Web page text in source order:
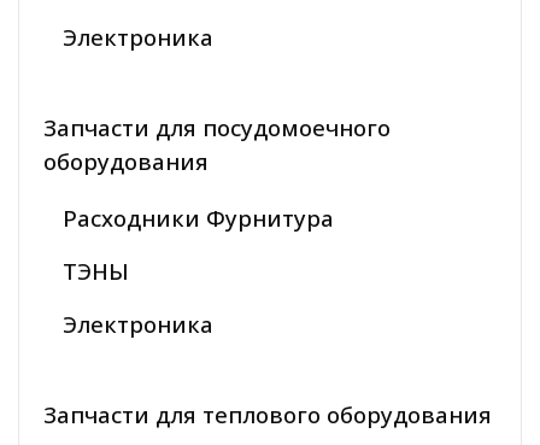
Электроника
Запчасти для посудомоечного
оборудования
Расходники Фурнитура
ТЭНЫ
Электроника
Запчасти для теплового оборудования